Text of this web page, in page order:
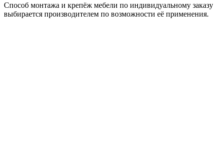
Способ монтажа и крепёж мебели по индивидуальному заказу
выбирается производителем по возможности её применения.